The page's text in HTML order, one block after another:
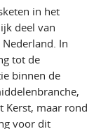
in het
deel van
In
tot de
binnen de
Kerst, maar rond
voor dit